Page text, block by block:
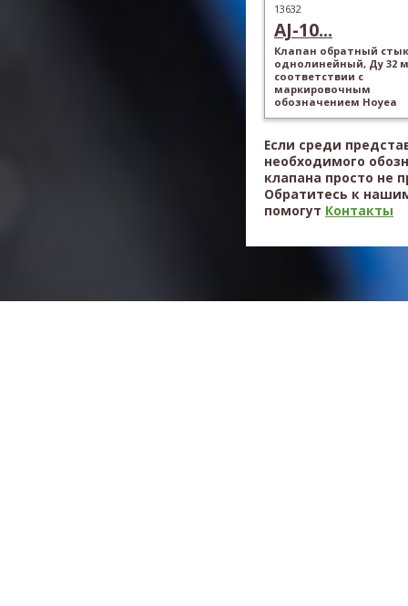
13632
AJ-10...
Клапан обратный
однолинейный, Ду 32
соответствии с
маркировочным
обозначением Hoyea
Если среди
необходимого
клапана просто не
Обратитесь к
помогут Контакты